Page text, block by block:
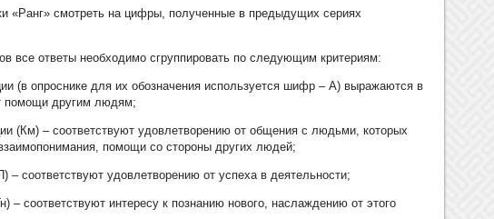
«Ранг» смотреть на цифры, полученные в предыдущих сериях
все ответы необходимо сгруппировать по следующим критериям:
(в опроснике для их обозначения используется шифр – А) выражаются в
помощи другим людям;
(Км) – соответствуют удовлетворению от общения с людьми, которых
помощи со стороны других людей;
– соответствуют удовлетворению от успеха в деятельности;
– соответствуют интересу к познанию нового, наслаждению от этого